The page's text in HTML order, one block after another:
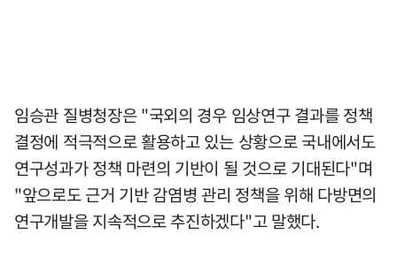
임승관 질병청장은 "국외의 경우 임상연구 결과를 정책
결정에 적극적으로 활용하고 있는 상황으로 국내에서도
연구성과가 정책 마련의 기반이 될 것으로 기대된다"며
"앞으로도 근거 기반 감염병 관리 정책을 위해 다방면의
연구개발을 지속적으로 추진하겠다"고 말했다.